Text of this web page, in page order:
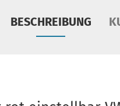
BESCHREIBUNG